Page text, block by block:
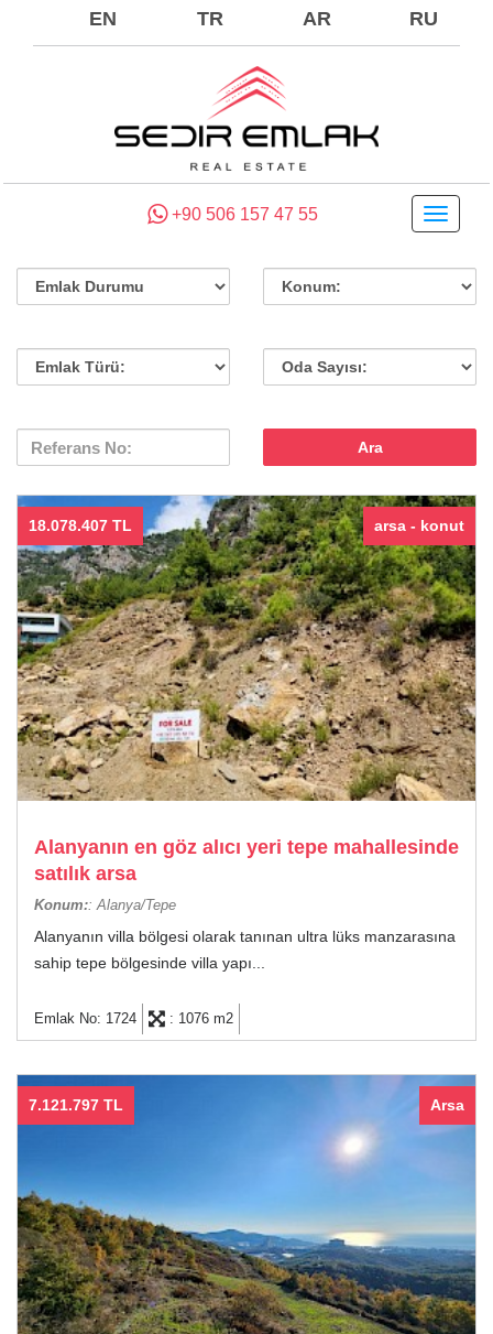
EN TR AR RU
Toggle
+90 506 157 47 55
arsa - konut
18.078.407 TL
Alanyanın en göz alıcı yeri tepe mahallesinde
satılık arsa
Konum:: Alanya/Tepe
Alanyanın villa bölgesi olarak tanınan ultra lüks manzarasına
sahip tepe bölgesinde villa yapı...
Emlak No: 1724 : 1076 m2
Arsa
7.121.797 TL